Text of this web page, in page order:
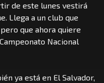
de este lunes vestirá
Llega a un club que
que ahora quiere
Nacional
ya está en El Salvador,